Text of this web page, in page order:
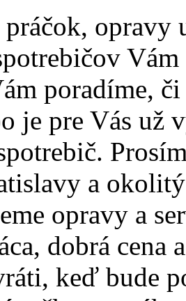
práčok,
poradíme,
je pre Vás už
a
opravy a
dobrá cena
keď bude